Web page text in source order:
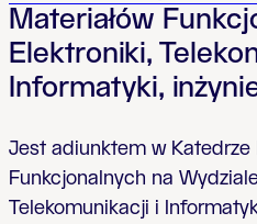
Materiałów
Elektroniki,
Informatyki,
Jest adiunktem w Katedrze
Funkcjonalnych na
Telekomunikacji i